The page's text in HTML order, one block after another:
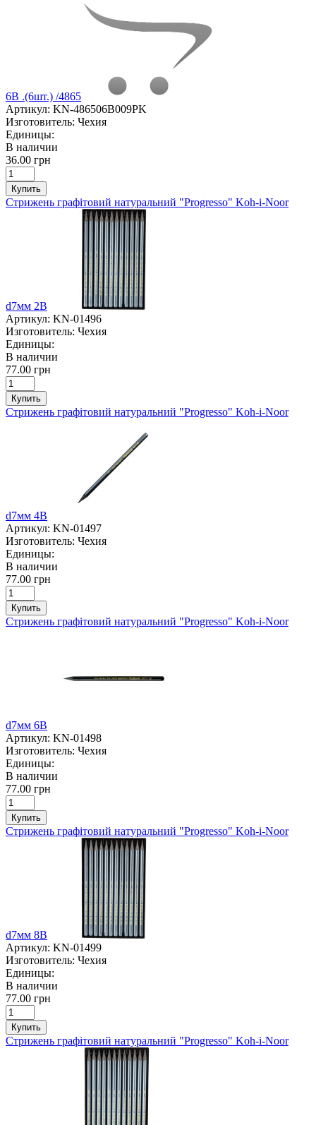
6В .(6шт.) /4865
Артикул: KN-486506B009PK
Изготовитель: Чехия
Единицы:
В наличии
36.00 грн
Купить
Стрижень графітовий натуральний "Progresso" Koh-i-Noor
d7мм 2В
Артикул: KN-01496
Изготовитель: Чехия
Единицы:
В наличии
77.00 грн
Купить
Стрижень графітовий натуральний "Progresso" Koh-i-Noor
d7мм 4В
Артикул: KN-01497
Изготовитель: Чехия
Единицы:
В наличии
77.00 грн
Купить
Стрижень графітовий натуральний "Progresso" Koh-i-Noor
d7мм 6В
Артикул: KN-01498
Изготовитель: Чехия
Единицы:
В наличии
77.00 грн
Купить
Стрижень графітовий натуральний "Progresso" Koh-i-Noor
d7мм 8В
Артикул: KN-01499
Изготовитель: Чехия
Единицы:
В наличии
77.00 грн
Купить
Стрижень графітовий натуральний "Progresso" Koh-i-Noor